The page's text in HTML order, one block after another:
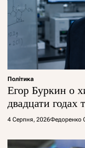
Політика
Егор Буркин о
двадцати годах
4 Серпня, 2026Федоренко